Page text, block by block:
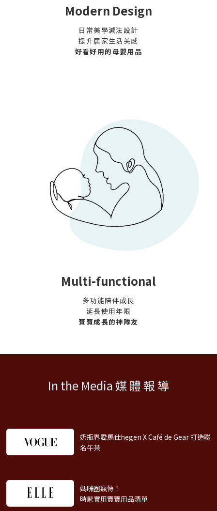
Modern Design
日常美學減法設計
提升居家生活美感
好看好用的母嬰用品
Multi-functional
多功能陪伴成長
延長使用年限
寶寶成長的神隊友
In the Media 媒 體 報 導
奶瓶界愛馬仕hegen X Café de Gear打造聯
名午茶
媽咪圈瘋傳！
時髦實用寶寶用品清單